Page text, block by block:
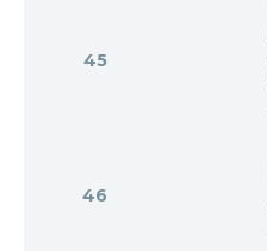
45
46